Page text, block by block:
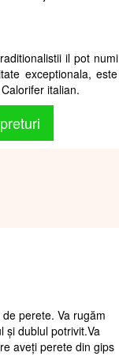
il pot numi
exceptionala, este
italian.
perete. Va rugăm
și dublul potrivit.Va
aveți perete din gips